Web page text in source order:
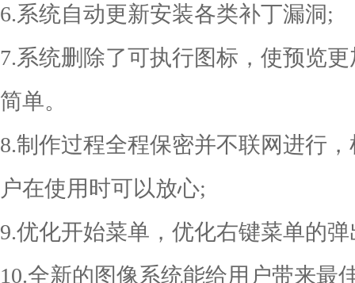
6.系统自动更新安装各类补丁漏洞;
7.系统删除了可执行图标，使预览
简单。
8.制作过程全程保密并不联网进行
户在使用时可以放心;
9.优化开始菜单，优化右键菜单的
10.全新的图像系统能给用户带来最